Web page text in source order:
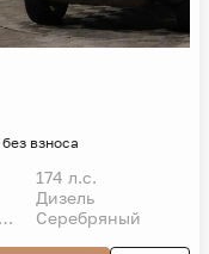
взноса
174 л.с.
Дизель
Внедорожник 5 дв. Серебряный